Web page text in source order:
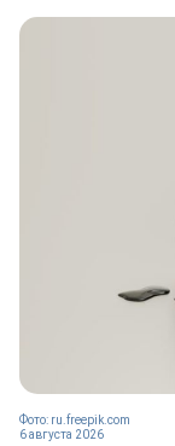
6 августа 2026
Фото: ru.freepik.com